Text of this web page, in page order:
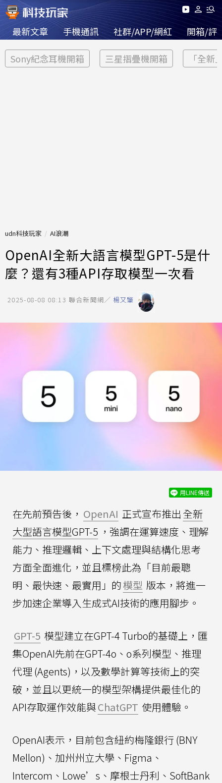
最新文章 手機通訊 社群/APP/網紅 開箱/評
Sony紀念耳機開箱 三星摺疊機開箱 「全新
udn科技玩家 AI浪潮
OpenAI全新大語言模型GPT-5是什
麼？還有3種API存取模型一次看
2025-08-08 08:13 聯合新聞網／ 楊又肇
用LINE傳送
在先前預告後， OpenAI 正式宣布推出 全新
大型語言模型GPT-5 ，強調在運算速度、理解
能力、推理邏輯、上下文處理與結構化思考
方面全面進化，並且標榜此為「目前最聰
明、最快速、最實用」的模型 版本，將進一
步加速企業導入生成式AI技術的應用腳步。
GPT-5 模型建立在GPT-4 Turbo的基礎上，匯
集OpenAI先前在GPT-4o、o系列模型、推理
代理 (Agents)，以及數學計算等技術上的突
破，並且以更統一的模型架構提供最佳化的
API存取運作效能與ChatGPT 使用體驗。
OpenAI表示，目前包含紐約梅隆銀行 (BNY
Mellon)、加州州立大學、Figma、
Intercom、Lowe’s、摩根士丹利、SoftBank